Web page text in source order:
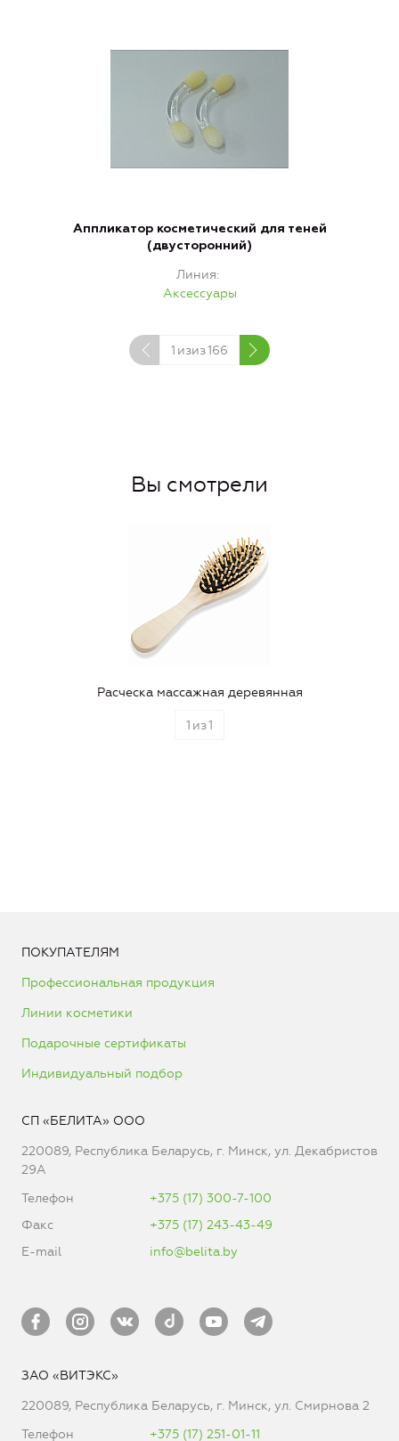
Аппликатор косметический для теней
(двусторонний)
Линия
Аксессуары
1 изиз166
Вы смотрели
Расческа массажная деревянная
1 из1
ПОКУПАТЕЛЯМ
Профессиональная продукция
Линии косметики
Подарочные сертификаты
Индивидуальный подбор
СП «БЕЛИТА» ООО
220089, Республика Беларусь, г. Минск, ул. Декабристов
29А
Телефон
+375 (17) 300-7-100
Факс
+375 (17) 243-43-49
E-mail
info@belita.by
ЗАО «ВИТЭКС»
220089, Республика Беларусь, г. Минск, ул. Смирнова 2
Телефон
+375 (17) 251-01-11